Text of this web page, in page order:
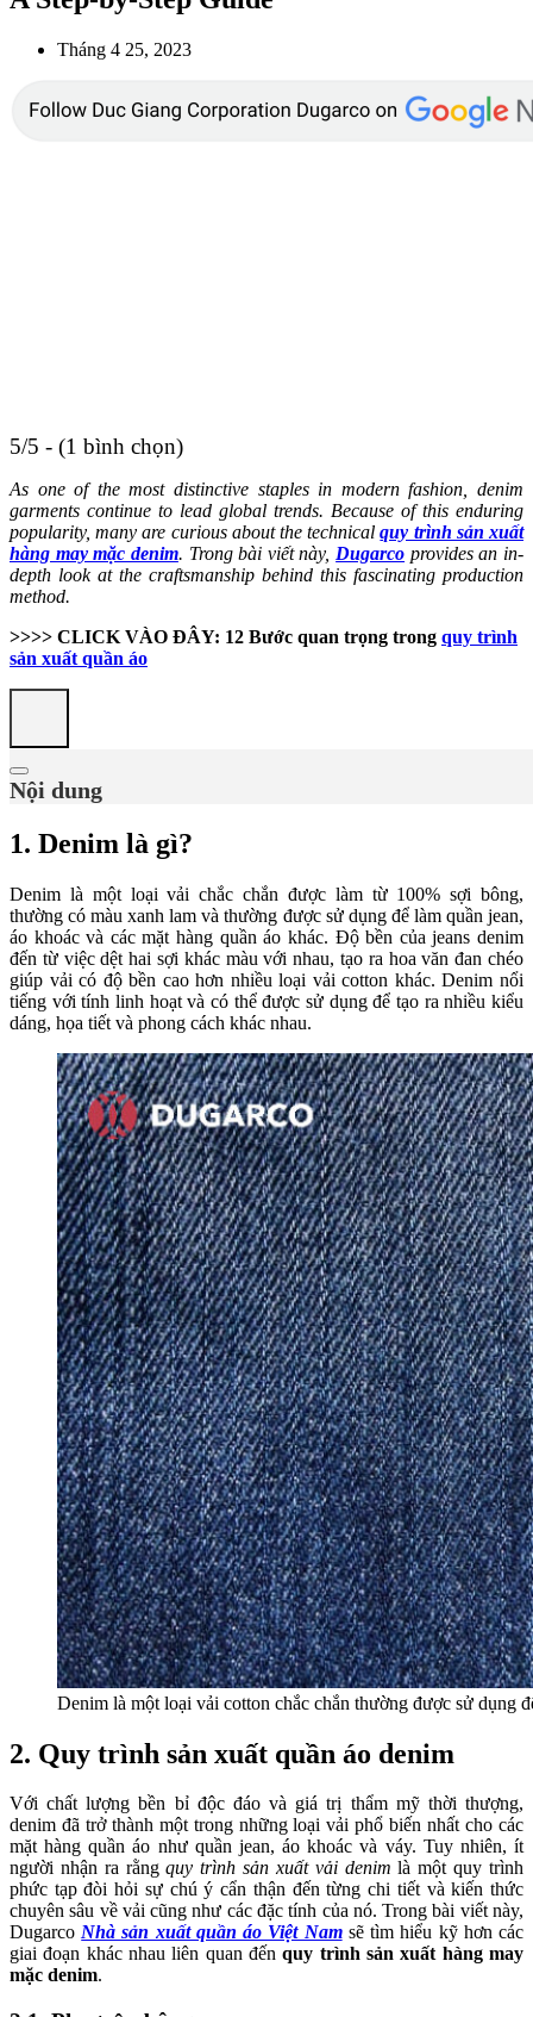
Tháng 4 25, 2023
5/5 - (1 bình chọn)
As one of the most distinctive staples in modern fashion, denim
garments continue to lead global trends. Because of this enduring
popularity, many are curious about the technicalquy trình sản xuất
hàng may mặc denim. Trong bài viết này, Dugarco provides an in-
depth look at the craftsmanship behind this fascinating production
method.
>>>> CLICK VÀO ĐÂY: 12 Bước quan trọng trong quy trình
sản xuất quần áo
Nội dung
1. Denim là gì?
Denim là một loại vải chắc chắn được làm từ 100% sợi bông,
thường có màu xanh lam và thường được sử dụng để làm quần jean,
áo khoác và các mặt hàng quần áo khác. Độ bền của jeans denim
đến từ việc dệt hai sợi khác màu với nhau, tạo ra hoa văn đan chéo
giúp vải có độ bền cao hơn nhiều loại vải cotton khác. Denim nổi
tiếng với tính linh hoạt và có thể được sử dụng để tạo ra nhiều kiểu
dáng, họa tiết và phong cách khác nhau.
Denim là một loại vải cotton chắc chắn thường được sử dụng
2. Quy trình sản xuất quần áo denim
Với chất lượng bền bỉ độc đáo và giá trị thẩm mỹ thời thượng,
denim đã trở thành một trong những loại vải phổ biến nhất cho các
mặt hàng quần áo như quần jean, áo khoác và váy. Tuy nhiên, ít
người nhận ra rằngquy trình sản xuất vải denim là một quy trình
phức tạp đòi hỏi sự chú ý cẩn thận đến từng chi tiết và kiến ​​thức
chuyên sâu về vải cũng như các đặc tính của nó. Trong bài viết này,
DugarcoNhà sản xuất quần áo Việt Namsẽ tìm hiểu kỹ hơn các
giai đoạn khác nhau liên quan đếnquy trình sản xuất hàng may
mặc denim.